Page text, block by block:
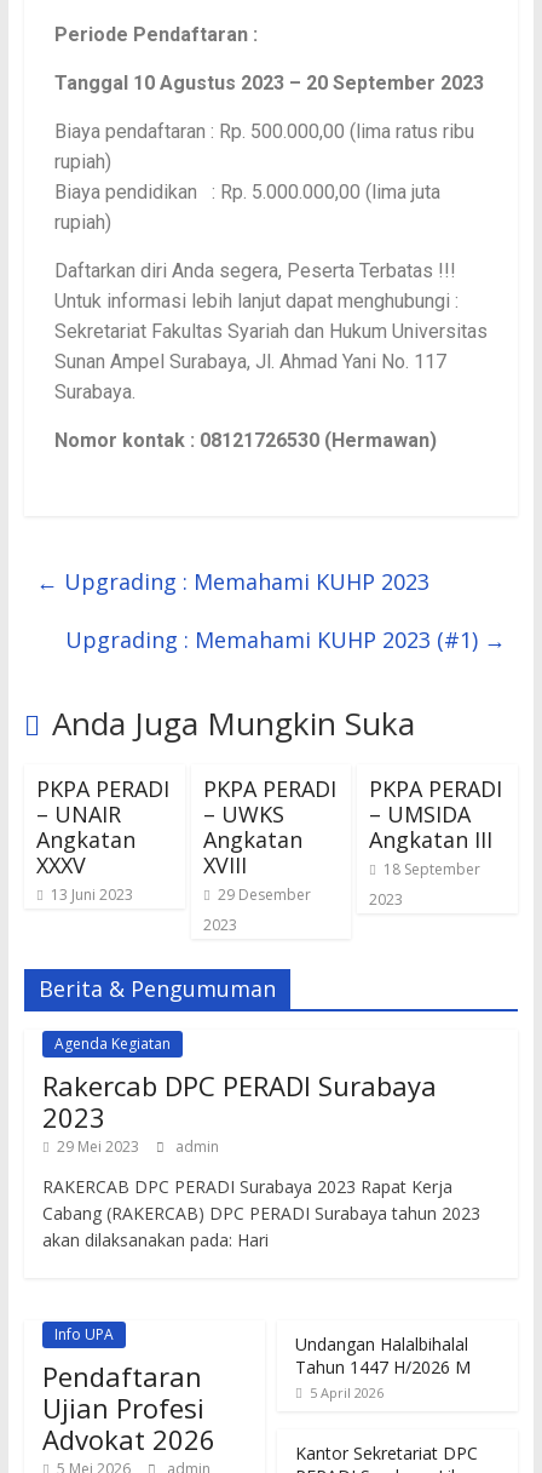
Periode Pendaftaran :
Tanggal 10 Agustus 2023 – 20 September 2023
Biaya pendaftaran : Rp. 500.000,00 (lima ratus ribu
rupiah)
Biaya pendidikan : Rp. 5.000.000,00 (lima juta
rupiah)
Daftarkan diri Anda segera, Peserta Terbatas !!!
Untuk informasi lebih lanjut dapat menghubungi :
Sekretariat Fakultas Syariah dan Hukum Universitas
Sunan Ampel Surabaya, Jl. Ahmad Yani No. 117
Surabaya.
Nomor kontak : 08121726530 (Hermawan)
← Upgrading : Memahami KUHP 2023
Upgrading : Memahami KUHP 2023 (#1) →
Anda Juga Mungkin Suka
PKPA PERADI
– UNAIR
Angkatan
XXXV
13 Juni 2023
PKPA PERADI
– UWKS
Angkatan
XVIII
29 Desember
2023
PKPA PERADI
– UMSIDA
Angkatan III
18 September
2023
Berita & Pengumuman
Agenda Kegiatan
Rakercab DPC PERADI Surabaya
2023
29 Mei 2023 admin
RAKERCAB DPC PERADI Surabaya 2023 Rapat Kerja
Cabang (RAKERCAB) DPC PERADI Surabaya tahun 2023
akan dilaksanakan pada: Hari
Info UPA
Pendaftaran
Ujian Profesi
Advokat 2026
Undangan Halalbihalal
Tahun 1447 H/2026 M
5 April 2026
Kantor Sekretariat DPC